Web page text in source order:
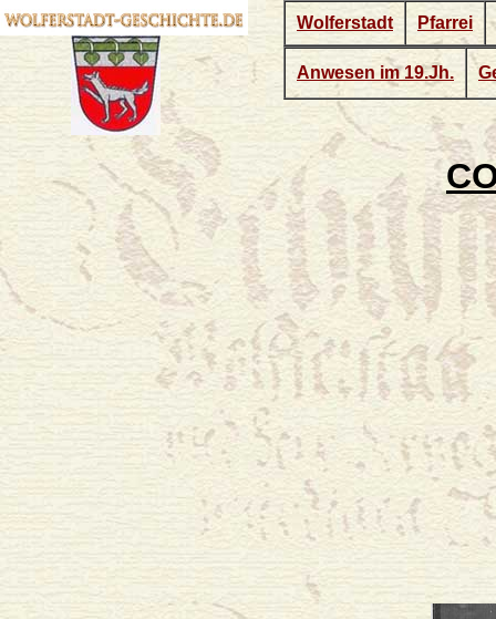
Wolferstadt Pfarrei
Anwesen im 19.Jh.